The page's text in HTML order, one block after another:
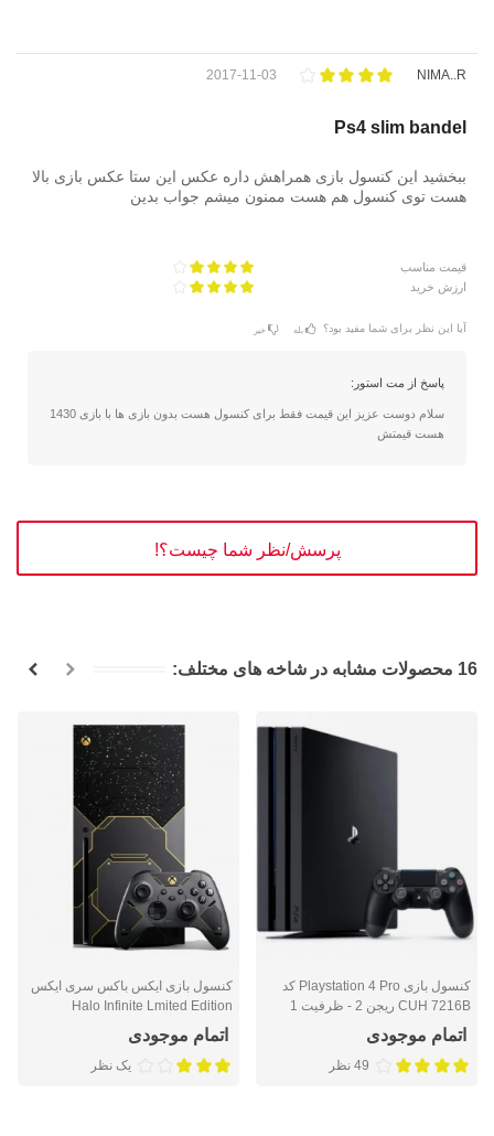
NIMA..R
2017-11-03
Ps4 slim bandel
ببخشید این کنسول بازی همراهش داره عکس این ستا عکس بازی بالا
هست توی کنسول هم هست ممنون میشم جواب بدین
قیمت مناسب
ارزش خرید
آیا این نظر برای شما مفید بود؟ بله خیر
پاسخ از مت استور:
سلام دوست عزیز این قیمت فقط برای کنسول هست بدون بازی ها با بازی 1430
هست قیمتش
پرسش/نظر شما چیست؟!
16 محصولات مشابه در شاخه های مختلف:
کنسول بازی Playstation 4 Pro کد
CUH 7216B ریجن 2 - ظرفیت 1
ترابایت
اتمام موجودی
49 نظر
کنسول بازی ایکس باکس سری ایکس
Halo Infinite Lmited Edition
اتمام موجودی
یک نظر